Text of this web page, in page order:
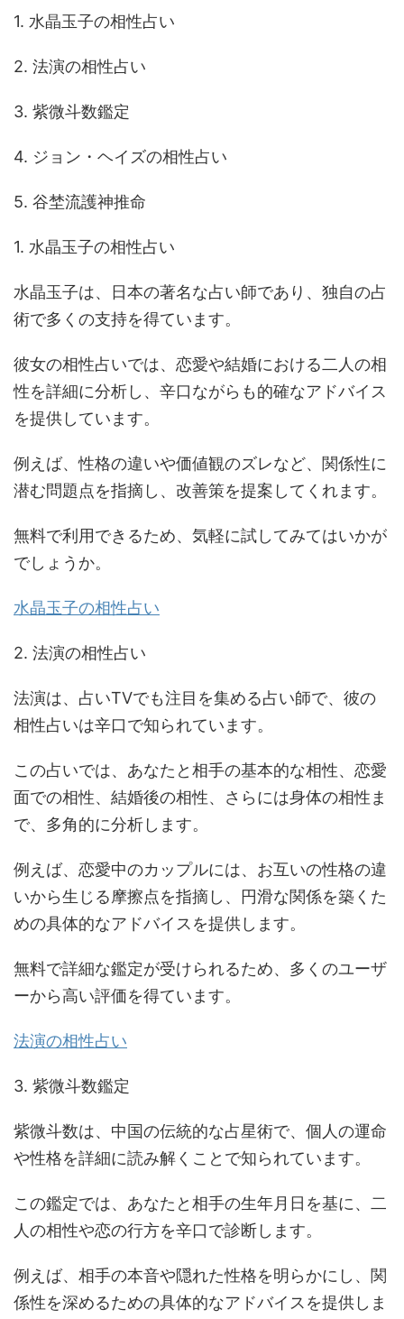
1. 水晶玉子の相性占い
2. 法演の相性占い
3. 紫微斗数鑑定
4. ジョン・ヘイズの相性占い
5. 谷埜流護神推命
1. 水晶玉子の相性占い
水晶玉子は、日本の著名な占い師であり、独自の占
術で多くの支持を得ています。
彼女の相性占いでは、恋愛や結婚における二人の相
性を詳細に分析し、辛口ながらも的確なアドバイス
を提供しています。
例えば、性格の違いや価値観のズレなど、関係性に
潜む問題点を指摘し、改善策を提案してくれます。
無料で利用できるため、気軽に試してみてはいかが
でしょうか。
水晶玉子の相性占い
2. 法演の相性占い
法演は、占いTVでも注目を集める占い師で、彼の
相性占いは辛口で知られています。
この占いでは、あなたと相手の基本的な相性、恋愛
面での相性、結婚後の相性、さらには身体の相性ま
で、多角的に分析します。
例えば、恋愛中のカップルには、お互いの性格の違
いから生じる摩擦点を指摘し、円滑な関係を築くた
めの具体的なアドバイスを提供します。
無料で詳細な鑑定が受けられるため、多くのユーザ
ーから高い評価を得ています。
法演の相性占い
3. 紫微斗数鑑定
紫微斗数は、中国の伝統的な占星術で、個人の運命
や性格を詳細に読み解くことで知られています。
この鑑定では、あなたと相手の生年月日を基に、二
人の相性や恋の行方を辛口で診断します。
例えば、相手の本音や隠れた性格を明らかにし、関
係性を深めるための具体的なアドバイスを提供しま